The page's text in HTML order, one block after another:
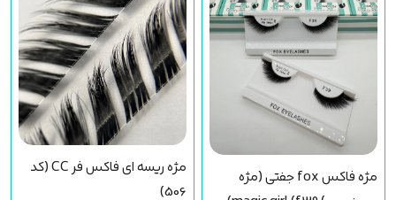
مژه فاکس fox جفتی (مژه
مژه ریسه ای فاکس فر CC (کد
506)